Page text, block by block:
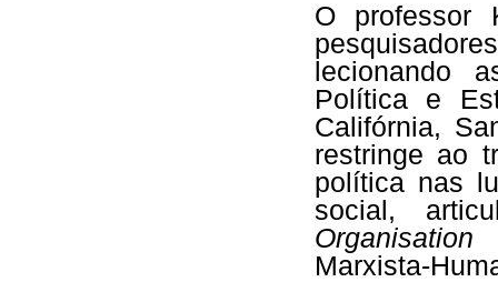
O professor
lecionando
Política e
Califórnia,
restringe ao
política nas
social,
Marxista-